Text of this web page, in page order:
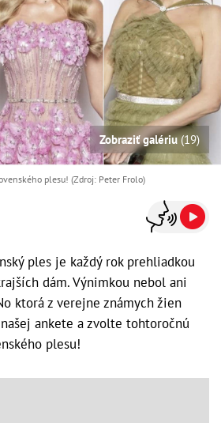
Zobraziť galériu(19)
plesu! (Zdroj: Peter Frolo)
ples je každý rok prehliadkou
dám. Výnimkou nebol ani
ktorá z verejne známych žien
ankete a zvolte tohtoročnú
plesu!